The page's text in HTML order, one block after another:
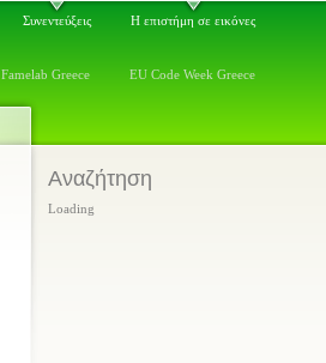
Συνεντεύξεις Η επιστήμη σε εικόνες
Famelab Greece EU Code Week Greece
Αναζήτηση
Loading